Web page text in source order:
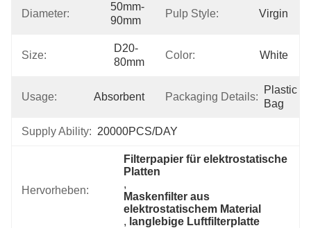
Diameter:
50mm-
90mm
Pulp Style: Virgin
Size:
D20-
80mm
Color: White
Usage: Absorbent Packaging Details:
Plastic
Bag
Supply Ability: 20000PCS/DAY
Hervorheben:
Filterpapier für elektrostatische
Platten
,
Maskenfilter aus
elektrostatischem Material
, langlebige Luftfilterplatte